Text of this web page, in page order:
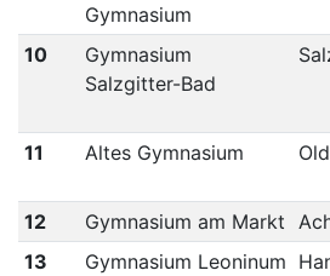
Gymnasium
10
Gymnasium
Salzgitter-Bad
11
Altes Gymnasium
12
Gymnasium am Markt
13
Gymnasium Leoninum